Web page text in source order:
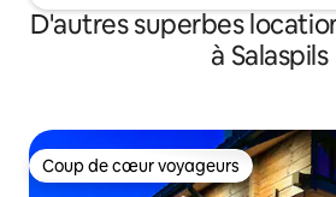
D'autres superbes
à Salaspils
Coup de cœur voyageurs
Coup de cœur voyageurs